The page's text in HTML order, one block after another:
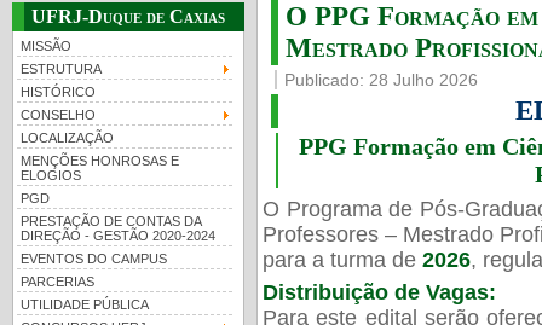
UFRJ-Duque de Caxias
MISSÃO
ESTRUTURA
HISTÓRICO
CONSELHO
LOCALIZAÇÃO
MENÇÕES HONROSAS E
ELOGIOS
PGD
PRESTAÇÃO DE CONTAS DA
DIREÇÃO - GESTÃO 2020-2024
EVENTOS DO CAMPUS
PARCERIAS
UTILIDADE PÚBLICA
O PPG Formação
Mestrado
Publicado: 28 Julho 2026
PPG Formação em
O Programa de Pós-
Professores – Mestrado
para a turma de 2026,
Distribuição de Vagas:
Para este edital serão